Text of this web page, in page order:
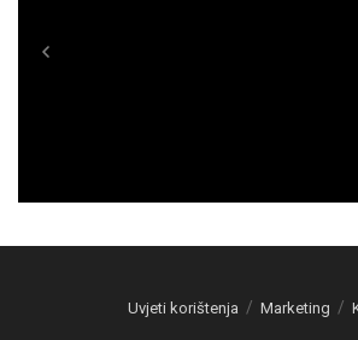
Uvjeti korištenja Marketing